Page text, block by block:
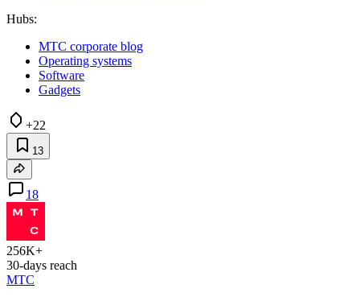
Hubs:
МТС corporate blog
Operating systems
Software
Gadgets
+22
13
18
256K+
30-days reach
МТС